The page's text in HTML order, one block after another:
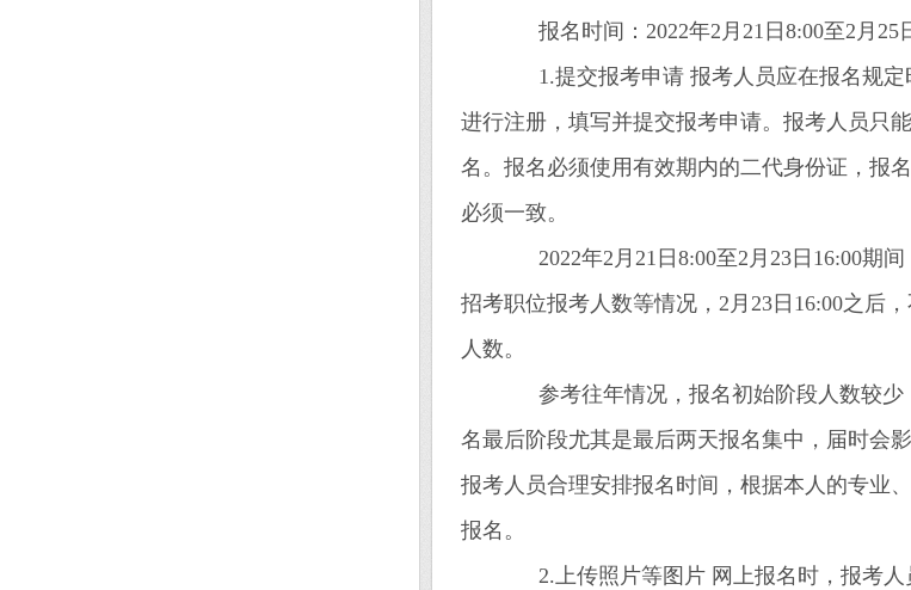
报名时间：2022年2月21日8:00至2月25日
1.提交报考申请 报考人员应在报名规定
进行注册，填写并提交报考申请。报考人员只
名。报名必须使用有效期内的二代身份证，报
必须一致。
2022年2月21日8:00至2月23日16:00期间
招考职位报考人数等情况，2月23日16:00之后
人数。
参考往年情况，报名初始阶段人数较少
名最后阶段尤其是最后两天报名集中，届时会
报考人员合理安排报名时间，根据本人的专业
报名。
2.上传照片等图片 网上报名时，报考人